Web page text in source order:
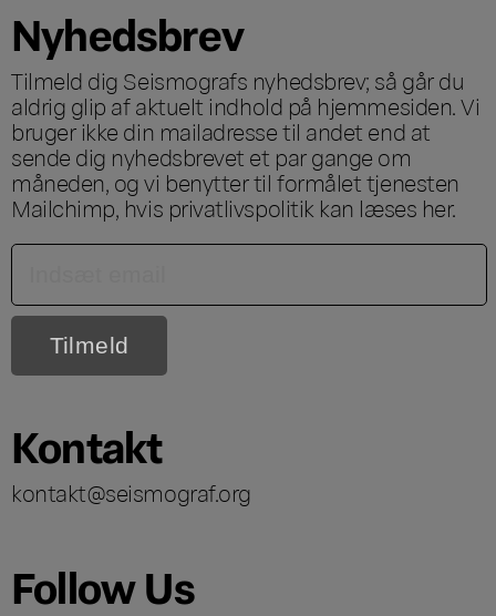
Nyhedsbrev
Tilmeld dig Seismografs nyhedsbrev; så går du
aldrig glip af aktuelt indhold på hjemmesiden. Vi
bruger ikke din mailadresse til andet end at
sende dig nyhedsbrevet et par gange om
måneden, og vi benytter til formålet tjenesten
Mailchimp, hvis privatlivspolitik kan læses her.
Kontakt
kontakt@seismograf.org
Follow Us